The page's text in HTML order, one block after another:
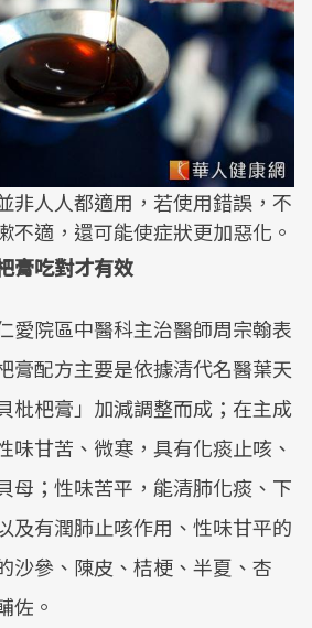
非人人都適用，若使用錯誤，不
不適，還可能使症狀更加惡化。
膏吃對才有效
愛院區中醫科主治醫師周宗翰表
膏配方主要是依據清代名醫葉天
枇杷膏」加減調整而成；在主成
味甘苦、微寒，具有化痰止咳、
母；性味苦平，能清肺化痰、下
及有潤肺止咳作用、性味甘平的
沙參、陳皮、桔梗、半夏、杏
佐。